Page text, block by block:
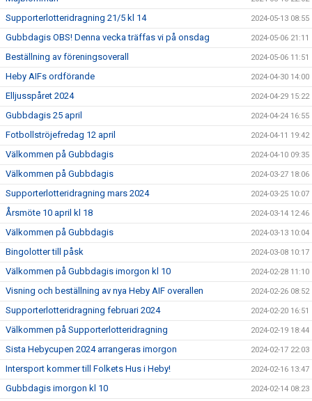
Supporterlotteridragning 21/5 kl 14 2024-05-13 08:55
Gubbdagis OBS! Denna vecka träffas vi på onsdag 2024-05-06 21:11
Beställning av föreningsoverall 2024-05-06 11:51
Heby AIFs ordförande 2024-04-30 14:00
Elljusspåret 2024 2024-04-29 15:22
Gubbdagis 25 april 2024-04-24 16:55
Fotbollströjefredag 12 april 2024-04-11 19:42
Välkommen på Gubbdagis 2024-04-10 09:35
Välkommen på Gubbdagis 2024-03-27 18:06
Supporterlotteridragning mars 2024 2024-03-25 10:07
Årsmöte 10 april kl 18 2024-03-14 12:46
Välkommen på Gubbdagis 2024-03-13 10:04
Bingolotter till påsk 2024-03-08 10:17
Välkommen på Gubbdagis imorgon kl 10 2024-02-28 11:10
Visning och beställning av nya Heby AIF overallen 2024-02-26 08:52
Supporterlotteridragning februari 2024 2024-02-20 16:51
Välkommen på Supporterlotteridragning 2024-02-19 18:44
Sista Hebycupen 2024 arrangeras imorgon 2024-02-17 22:03
Intersport kommer till Folkets Hus i Heby! 2024-02-16 13:47
Gubbdagis imorgon kl 10 2024-02-14 08:23